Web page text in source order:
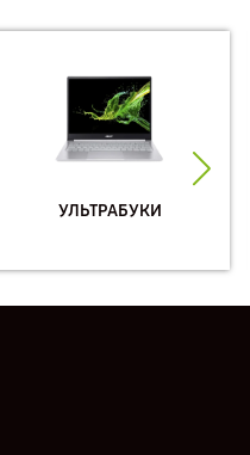
УЛЬТРАБУКИ